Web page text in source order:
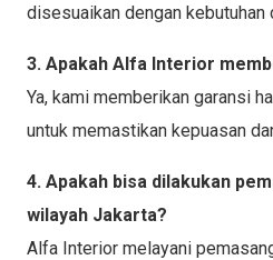
disesuaikan dengan kebutuhan
3. Apakah Alfa Interior
Ya, kami memberikan garansi
untuk memastikan kepuasan
4. Apakah bisa dilakukan
wilayah Jakarta?
Alfa Interior melayani